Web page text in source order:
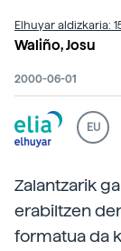
Elhuyar aldizkaria:
Waliño, Josu
2000-06-01
EU
Zalantzarik
erabiltzen
formatua da